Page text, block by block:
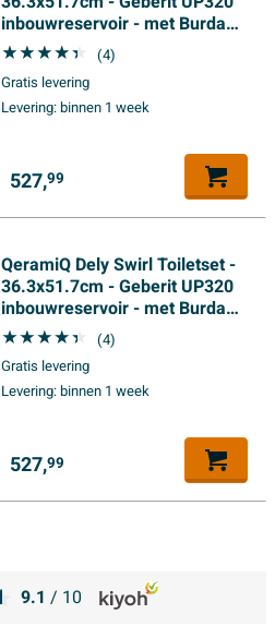
inbouwreservoir - met Burda
frame - slimzitting -
bedieningsplaat licht grijs -
rechthoekige knoppen - wit
mat
(4)
Gratis levering
Levering:binnen 1 week
527,99
QeramiQ Dely Swirl Toiletset -
36.3x51.7cm - Geberit UP320
inbouwreservoir - met Burda
frame - slim zitting -
bedieningsplaat taupe - ronde
knoppen - wit mat
(4)
Gratis levering
Levering:binnen 1 week
527,99
9.1 / 10